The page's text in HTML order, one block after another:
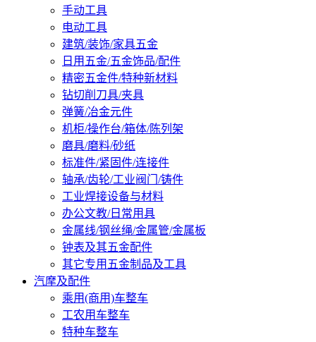
手动工具
电动工具
建筑/装饰/家具五金
日用五金/五金饰品/配件
精密五金件/特种新材料
钻切削刀具/夹具
弹簧/冶金元件
机柜/操作台/箱体/陈列架
磨具/磨料/砂纸
标准件/紧固件/连接件
轴承/齿轮/工业阀门/铸件
工业焊接设备与材料
办公文教/日常用具
金属线/钢丝绳/金属管/金属板
钟表及其五金配件
其它专用五金制品及工具
汽摩及配件
乘用(商用)车整车
工农用车整车
特种车整车